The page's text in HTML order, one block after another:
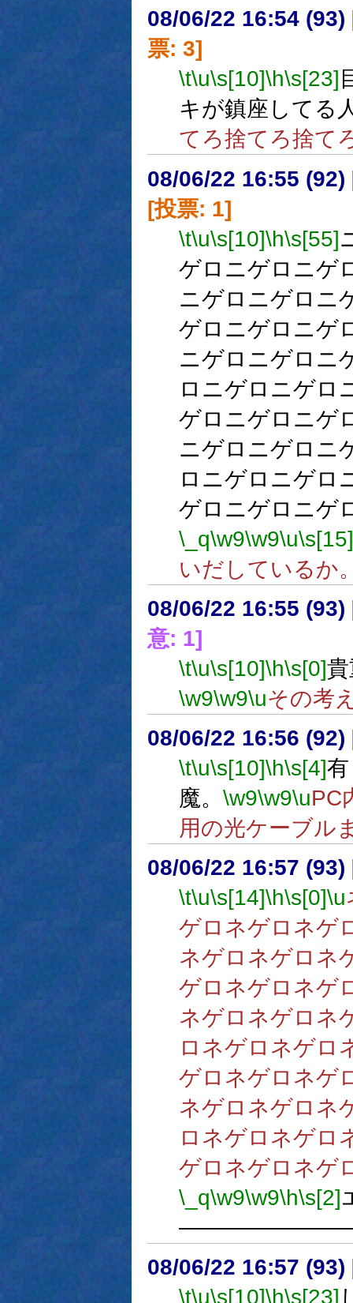
08/06/22 16:54 (93)
票: 3]
\t\u\s[10]\h\s[23]
キが鎮座してる
てろ捨てろ捨て
08/06/22 16:55 (92)
[投票: 1]
\t\u\s[10]\h\s[55]
ゲロニゲロニゲ
ニゲロニゲロニ
ゲロニゲロニゲ
ニゲロニゲロニ
ロニゲロニゲロ
ゲロニゲロニゲ
ニゲロニゲロニ
ロニゲロニゲロ
ゲロニゲロニゲ
\_q\w9\w9\u\s[15]
いだしているか
08/06/22 16:55 (93)
意: 1]
\t\u\s[10]\h\s[0]
\w9\w9\uその考
08/06/22 16:56 (92)
\t\u\s[10]\h\s[4]
魔。 \w9\w9\uPC
用の光ケーブル
08/06/22 16:57 (93)
\t\u\s[14]\h\s[0]\u
ゲロネゲロネゲ
ネゲロネゲロネ
ゲロネゲロネゲ
ネゲロネゲロネ
ロネゲロネゲロ
ゲロネゲロネゲ
ネゲロネゲロネ
ロネゲロネゲロ
ゲロネゲロネゲ
\_q\w9\w9\h\s[2]
08/06/22 16:57 (93)
\t\u\s[10]\h\s[23]